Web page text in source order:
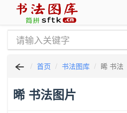
首页 书法图库 晞 书法
晞 书法图片